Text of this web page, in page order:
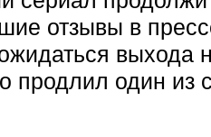
отзывы в
выхода
продлил один из